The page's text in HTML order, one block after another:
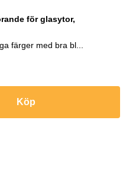
för glasytor,
färger med bra bl...
Köp